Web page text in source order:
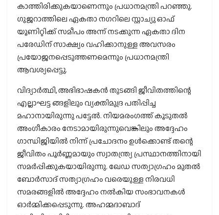
കാത്തിരിക്കുകയാണെന്നും പ്രധാനമന്ത്രി പറഞ്ഞു.
ഗുജറാത്തിലെ ഏകതാ നഗറിലെ സ്റ്റാച്യു ഓഫ്
യൂണിറ്റിക്ക് സമീപം അന്ന് നടക്കുന്ന ഏകതാ ദിന
പരേഡിന് സാക്ഷ്യം വഹിക്കാനുള്ള അവസരം
പ്രയോജനപ്പെടുത്തണമെന്നും പ്രധാനമന്ത്രി
ആവശ്യപ്പെട്ടു.
വിദ്യാര്‍ത്ഥി, അഭിഭാഷകന്‍ തുടങ്ങി ജീവിതത്തിന്റെ
എല്ലാഘട്ട ങ്ങളിലും വ്യക്തിമുദ്ര പതിപ്പിച്ച
മഹാനായിരുന്നു പട്ടേല്‍. നിയമരംഗത്ത് കൂടുതല്‍
അംഗീകാരം നേടാമായിരുന്നുവെങ്കിലും അദ്ദേഹം
ഗാന്ധിജിയില്‍ നിന്ന് പ്രചോദനം ഉള്‍ക്കൊണ്ട് തന്റെ
ജീവിതം പൂര്‍ണ്ണമായും സ്വാതന്ത്ര്യ പ്രസ്ഥാനത്തിനായി
സമര്‍പ്പിക്കുകയായിരുന്നു. ഖേഡ സത്യാഗ്രഹം മുതല്‍
ബോര്‍സാദ് സത്യാഗ്രഹം വരെയുള്ള നിരവധി
സമരങ്ങളില്‍ അദ്ദേഹം നല്‍കിയ സംഭാവനകള്‍
ഓര്‍മ്മിക്കപ്പെടുന്നു. അഹമ്മദാബാദ്